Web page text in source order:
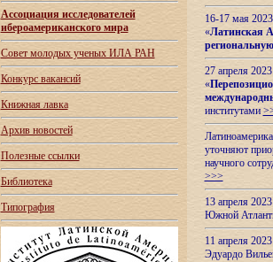
Ассоциация исследователей
ибероамериканского мира
Совет молодых ученых ИЛА РАН
Конкурс вакансий
Книжная лавка
Архив новостей
Полезные ссылки
Библиотека
Типография
16-17 мая
«Латинская
27 апреля
«
институтами
уточняют
научного
>>>
13 апреля
Южной
11 апреля
Эдуардо